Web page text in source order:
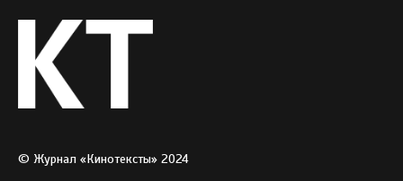
© Журнал «Кинотексты» 2024